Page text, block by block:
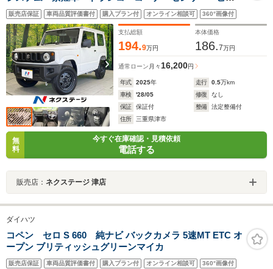
正17インチアルミ
マルチビューカメラシ
ステム
ッグ
ター
トインETC 純正16インチアルミ 車線逸脱警報 オー
トライト
販売店保証 車両品質評価書付 購入プラン付 オンライン相談可 360°画像付
支払総額
194.9万円
本体価格
186.7万円
通常ローン 月々 16,200円
年式 2025年 走行 0.5万km
車検
'28/05 修復
なし
保証
保証付 整備
法定整備付
住所
三重県津市
無
料
今すぐ在庫確認・見積依頼
電話する
販売店： ネクステージ 津店
ダイハツ
コペン セロ S 660 純ナビ バックカメラ 5速MT ETC オ
ープン ブリティッシュグリーンマイカ
販売店保証 車両品質評価書付 購入プラン付 オンライン相談可 360°画像付